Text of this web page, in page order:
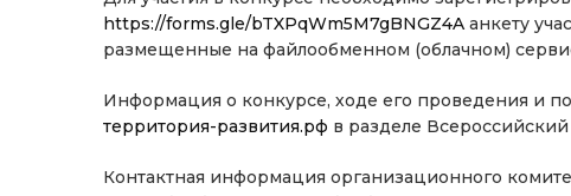
https://forms.gle/bTXPqWm5M7gBNGZ4A анкету
размещенные на файлообменном (облачном)
Информация о конкурсе, ходе его проведения и
территория-развития.рф в разделе
Контактная информация организационного